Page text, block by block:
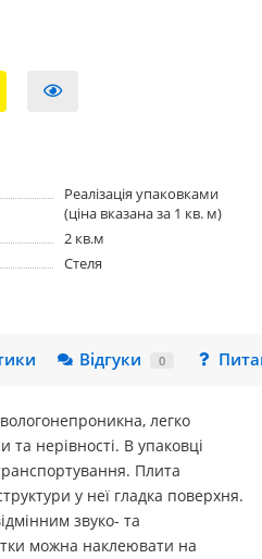
Реалізація упаковками
(ціна вказана за 1 кв. м)
2 кв.м
Стеля
Відгуки 0
легко
нерівності. В упаковці
Плита
у неї гладка поверхня.
звуко- та
можна наклеювати на